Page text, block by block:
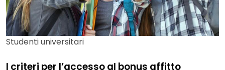
Studenti universitari
I criteri per l’accesso al bonus affitto